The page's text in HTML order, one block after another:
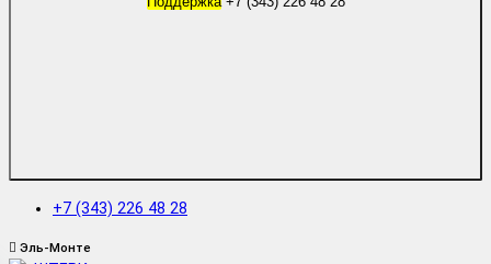
+7 (343) 226 48 28
Эль-Монте